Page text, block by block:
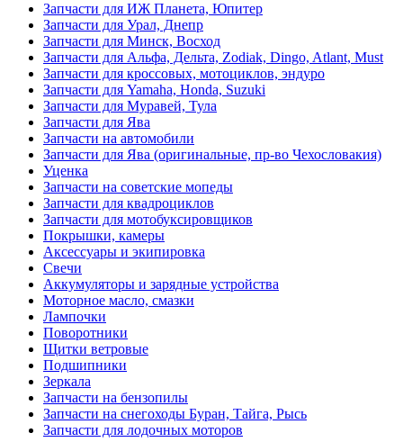
Запчасти для ИЖ Планета, Юпитер
Запчасти для Урал, Днепр
Запчасти для Минск, Восход
Запчасти для Альфа, Дельта, Zodiak, Dingo, Atlant, Must
Запчасти для кроссовых, мотоциклов, эндуро
Запчасти для Yamaha, Honda, Suzuki
Запчасти для Муравей, Тула
Запчасти для Ява
Запчасти на автомобили
Запчасти для Ява (оригинальные, пр-во Чехословакия)
Уценка
Запчасти на советские мопеды
Запчасти для квадроциклов
Запчасти для мотобуксировщиков
Покрышки, камеры
Аксессуары и экипировка
Свечи
Аккумуляторы и зарядные устройства
Моторное масло, смазки
Лампочки
Поворотники
Щитки ветровые
Подшипники
Зеркала
Запчасти на бензопилы
Запчасти на снегоходы Буран, Тайга, Рысь
Запчасти для лодочных моторов